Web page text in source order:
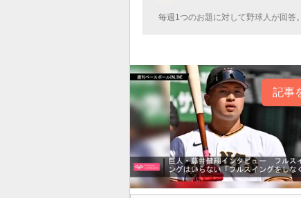
毎週1つのお題に対して野球人が回答
記事